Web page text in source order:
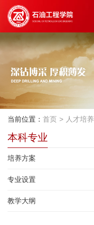
当前位置： 首页 人才培养
本科专业
培养方案
专业设置
教学大纲